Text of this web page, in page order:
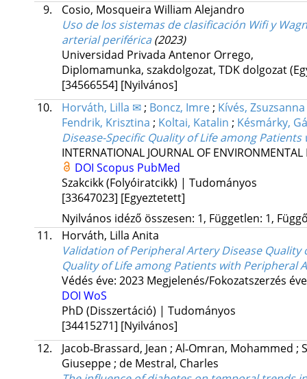
9.
Cosio, Mosqueira William Alejandro
Uso de los sistemas de clasificación Wifi y
arterial periférica (2023)
Universidad Privada Antenor Orrego,
Diplomamunka, szakdolgozat, TDK dolgozat
[34566554] [Nyilvános]
10.
Horváth, Lilla ✉; Boncz, Imre; Kívés, Zsuzsanna
Fendrik, Krisztina ; Koltai, Katalin ; Késmárky,
Disease-Specific Quality of Life among
INTERNATIONAL JOURNAL OF
DOI Scopus PubMed
Szakcikk (Folyóiratcikk) | Tudományos
[33647023] [Egyeztetett]
Nyilvános idéző összesen: 1, Független: 1,
11.
Horváth, Lilla Anita
Validation of Peripheral Artery Disease Quality
Quality of Life among Patients with Peripheral
Védés éve: 2023 Megjelenés/Fokozatszerzés
DOI WoS
PhD (Disszertáció) | Tudományos
[34415271] [Nyilvános]
12.
Jacob‐Brassard, Jean ; Al‐Omran, Mohammed ;
Giuseppe; de Mestral, Charles